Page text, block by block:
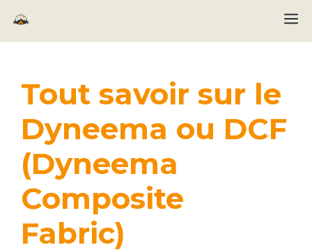
au
contenu
Tout savoir sur le
Dyneema ou DCF
(Dyneema
Composite
Fabric)